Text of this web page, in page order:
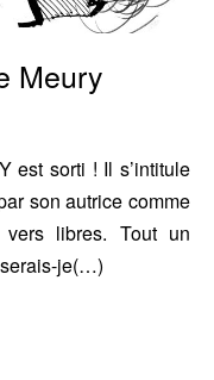
Meury
est sorti ! Il s’intitule
son autrice comme
vers libres. Tout un
je(…)